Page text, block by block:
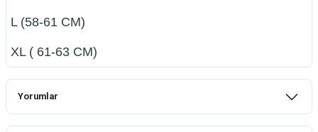
L (58-61 CM)
XL ( 61-63 CM)
Yorumlar